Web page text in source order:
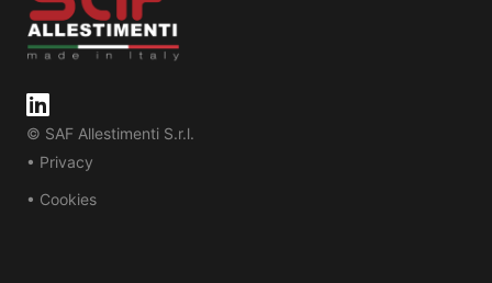
© SAF Allestimenti S.r.l.
• Privacy
• Cookies